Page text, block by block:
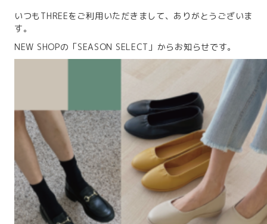
いつもTHREEをご利用いただきまして、ありがとうございま
す。
NEW SHOPの「SEASON SELECT」からお知らせです。